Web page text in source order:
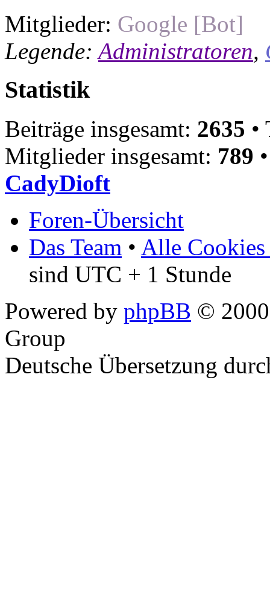
Mitglieder: Google [Bot]
Legende: Administratoren,
Statistik
Beiträge insgesamt: 2635 •
Mitglieder insgesamt: 789
CadyDioft
Foren-Übersicht
Das Team • Alle Cookies
sind UTC + 1 Stunde
Powered by phpBB ©
Group
Deutsche Übersetzung